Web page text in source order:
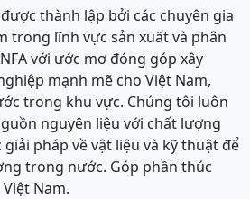
được thành lập bởi các chuyên gia
trong lĩnh vực sản xuất và phân
với ước mơ đóng góp xây
mạnh mẽ cho Việt Nam,
trong khu vực. Chúng tôi luôn
nguyên liệu với chất lượng
giải pháp về vật liệu và kỹ thuật để
trong nước. Góp phần thúc
Nam.